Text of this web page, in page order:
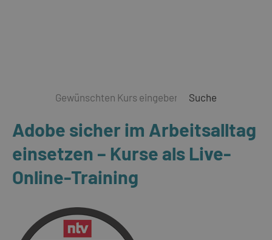
Suche
Adobe sicher im Arbeitsalltag
einsetzen – Kurse als Live-
Online-Training